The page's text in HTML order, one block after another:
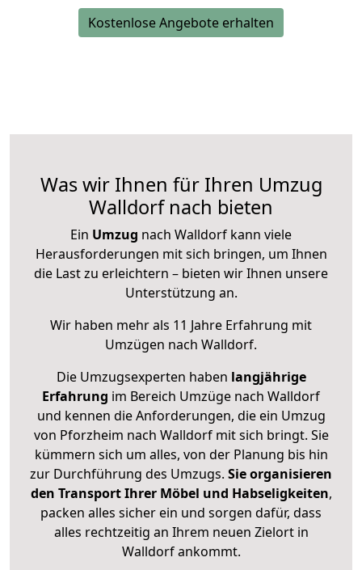
Kostenlose Angebote erhalten
Was wir Ihnen für Ihren Umzug
Walldorf nach bieten
Ein Umzug nach Walldorf kann viele
Herausforderungen mit sich bringen, um Ihnen
die Last zu erleichtern – bieten wir Ihnen unsere
Unterstützung an.
Wir haben mehr als 11 Jahre Erfahrung mit
Umzügen nach Walldorf.
Die Umzugsexperten haben langjährige
Erfahrung im Bereich Umzüge nach Walldorf
und kennen die Anforderungen, die ein Umzug
von Pforzheim nach Walldorf mit sich bringt. Sie
kümmern sich um alles, von der Planung bis hin
zur Durchführung des Umzugs. Sie organisieren
den Transport Ihrer Möbel und Habseligkeiten,
packen alles sicher ein und sorgen dafür, dass
alles rechtzeitig an Ihrem neuen Zielort in
Walldorf ankommt.